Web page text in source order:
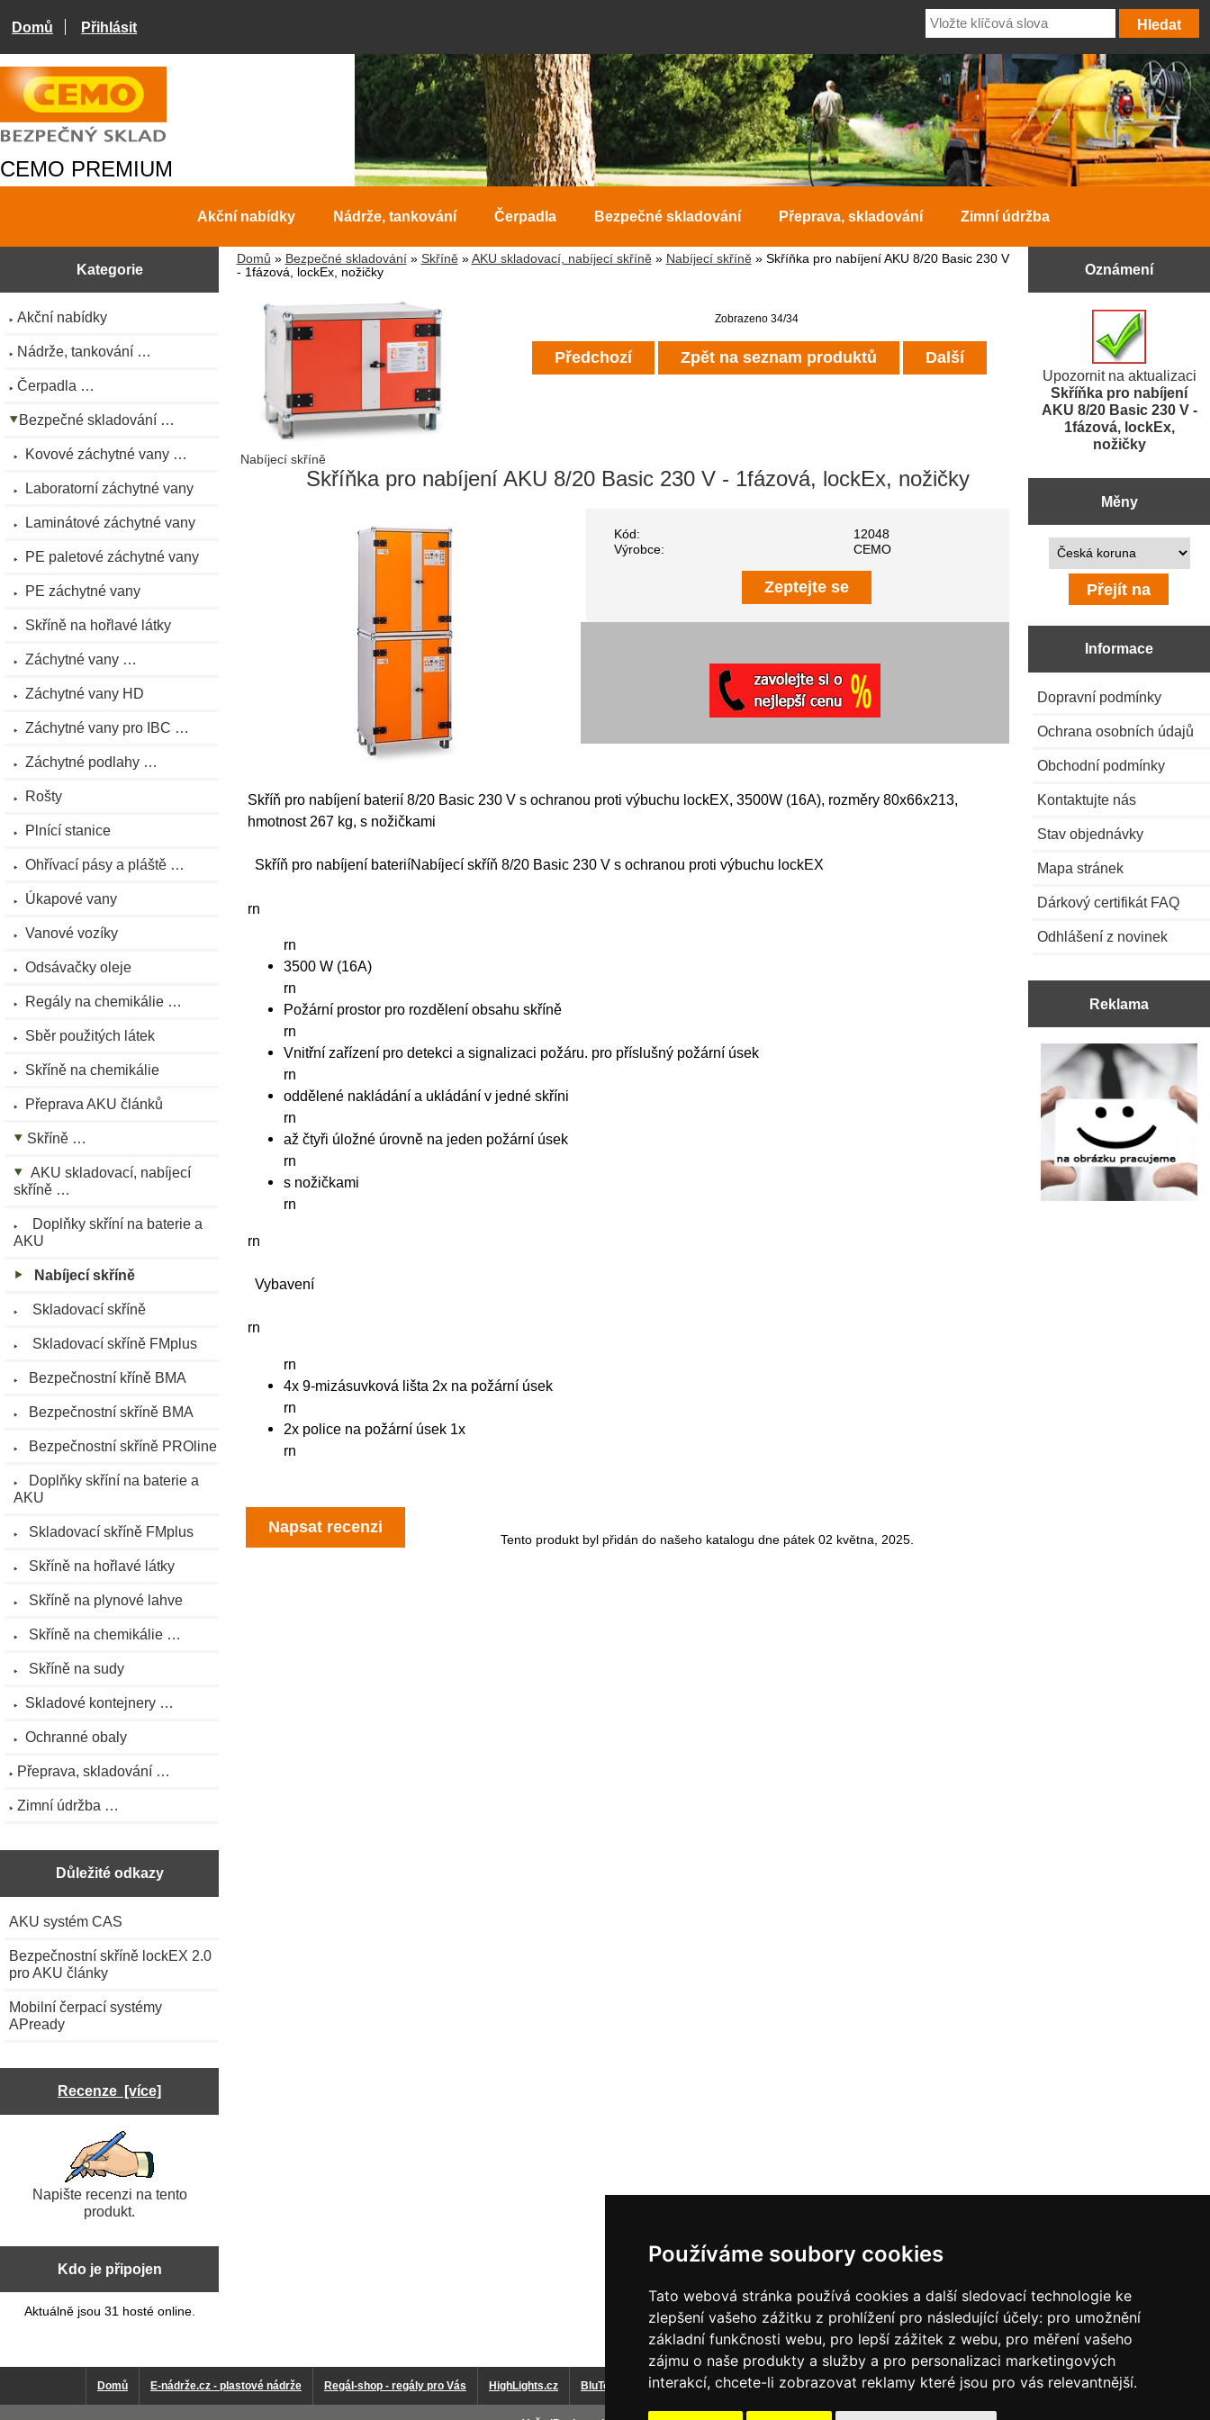
Používáme soubory cookies
Tato webová stránka používá cookies a další sledovací technologie ke
zlepšení vašeho zážitku z prohlížení pro následující účely: pro umožnění
základní funkčnosti webu, pro lepší zážitek z webu, pro měření vašeho
zájmu o naše produkty a služby a pro personalizaci marketingových
interakcí, chcete-li zobrazovat reklamy které jsou pro vás relevantnější.
Domů Přihlásit
CEMO PREMIUM
Akční nabídky Nádrže, tankování Čerpadla Bezpečné skladování Přeprava, skladování Zimní údržba
Kategorie
Akční nabídky
Nádrže, tankování …
Čerpadla …
Bezpečné skladování …
Kovové záchytné vany …
Laboratorní záchytné vany
Laminátové záchytné vany
PE paletové záchytné vany
PE záchytné vany
Skříně na hořlavé látky
Záchytné vany …
Záchytné vany HD
Záchytné vany pro IBC …
Záchytné podlahy …
Rošty
Plnící stanice
Ohřívací pásy a pláště …
Úkapové vany
Vanové vozíky
Odsávačky oleje
Regály na chemikálie …
Sběr použitých látek
Skříně na chemikálie
Přeprava AKU článků
Skříně …
AKU skladovací, nabíjecí
skříně …
Doplňky skříní na baterie a
AKU
Nabíjecí skříně
Skladovací skříně
Skladovací skříně FMplus
Bezpečnostní kříně BMA
Bezpečnostní skříně BMA
Bezpečnostní skříně PROline
Doplňky skříní na baterie a
AKU
Skladovací skříně FMplus
Skříně na hořlavé látky
Skříně na plynové lahve
Skříně na chemikálie …
Skříně na sudy
Skladové kontejnery …
Ochranné obaly
Přeprava, skladování …
Zimní údržba …
Důležité odkazy
AKU systém CAS
Bezpečnostní skříně lockEX 2.0
pro AKU články
Mobilní čerpací systémy
APready
Recenze [více]
Napište recenzi na tento
produkt.
Kdo je připojen
Aktuálně jsou 31 hosté online.
Domů » Bezpečné skladování» Skříně» AKU skladovací, nabíjecí skříně» Nabíjecí skříně» Skříňka pro nabíjení AKU 8/20 Basic 230 V
- 1fázová, lockEx, nožičky
Nabíjecí skříně
Zobrazeno 34/34
Předchozí Zpět na seznam produktů Další
Skříňka pro nabíjení AKU 8/20 Basic 230 V - 1fázová, lockEx, nožičky
Kód:
12048
Výrobce:
CEMO
Zeptejte se
Skříň pro nabíjení baterií 8/20 Basic 230 V s ochranou proti výbuchu lockEX, 3500W (16A), rozměry 80x66x213,
hmotnost 267 kg, s nožičkami
Skříň pro nabíjení bateriíNabíjecí skříň 8/20 Basic 230 V s ochranou proti výbuchu lockEX
rn
rn
3500 W (16A)
rn
Požární prostor pro rozdělení obsahu skříně
rn
Vnitřní zařízení pro detekci a signalizaci požáru. pro příslušný požární úsek
rn
oddělené nakládání a ukládání v jedné skříni
rn
až čtyři úložné úrovně na jeden požární úsek
rn
s nožičkami
rn
rn
Vybavení
rn
rn
4x 9-mizásuvková lišta 2x na požární úsek
rn
2x police na požární úsek 1x
rn
Napsat recenzi
Tento produkt byl přidán do našeho katalogu dne pátek 02 května, 2025.
Oznámení
Upozornit na aktualizaci
Skříňka pro nabíjení
AKU 8/20 Basic 230 V -
1fázová, lockEx,
nožičky
Měny
Prosím vyberte ...
Informace
Dopravní podmínky
Ochrana osobních údajů
Obchodní podmínky
Kontaktujte nás
Stav objednávky
Mapa stránek
Dárkový certifikát FAQ
Odhlášení z novinek
Reklama
Domů E-nádrže.cz - plastové nádrže Regál-shop - regály pro Vás HighLights.cz BluToGo.cz - technika pro AdBlue Doprava-Zdarma.eu E-Zavlažování.cz SCHAKE - vybavení staveb